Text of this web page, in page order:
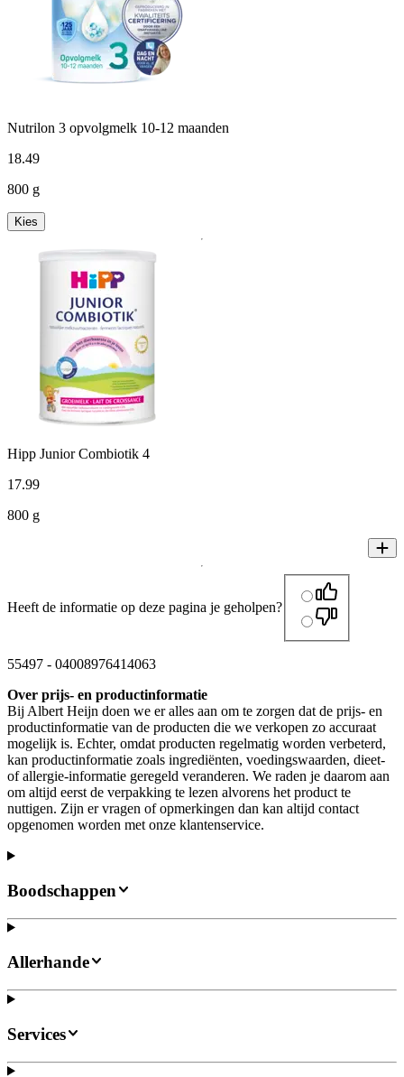
Nutrilon 3 opvolgmelk 10-12 maanden
18.49
800 g
Kies
Hipp Junior Combiotik 4
17.99
800 g
Heeft de informatie op deze pagina je geholpen?
55497 - 04008976414063
Over prijs- en productinformatie
Bij Albert Heijn doen we er alles aan om te zorgen dat de prijs- en
productinformatie van de producten die we verkopen zo accuraat
mogelijk is. Echter, omdat producten regelmatig worden verbeterd,
kan productinformatie zoals ingrediënten, voedingswaarden, dieet-
of allergie-informatie geregeld veranderen. We raden je daarom aan
om altijd eerst de verpakking te lezen alvorens het product te
nuttigen. Zijn er vragen of opmerkingen dan kan altijd contact
opgenomen worden met onze klantenservice.
Boodschappen
Allerhande
Services